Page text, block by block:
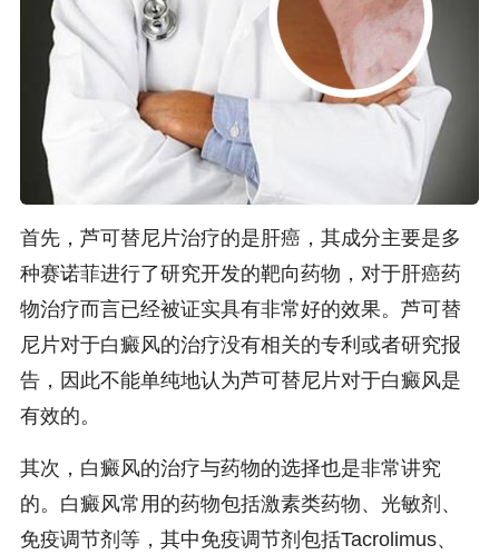
首先，芦可替尼片治疗的是肝癌，其成分主要是多
种赛诺菲进行了研究开发的靶向药物，对于肝癌药
物治疗而言已经被证实具有非常好的效果。芦可替
尼片对于白癜风的治疗没有相关的专利或者研究报
告，因此不能单纯地认为芦可替尼片对于白癜风是
有效的。
其次，白癜风的治疗与药物的选择也是非常讲究
的。白癜风常用的药物包括激素类药物、光敏剂、
免疫调节剂等，其中免疫调节剂包括Tacrolimus、